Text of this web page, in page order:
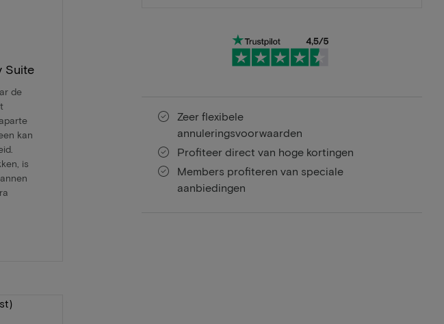
Zeer flexibele
annuleringsvoorwaarden
Profiteer direct van hoge kortingen
Members profiteren van speciale
aanbiedingen
Suite
de
kan
is